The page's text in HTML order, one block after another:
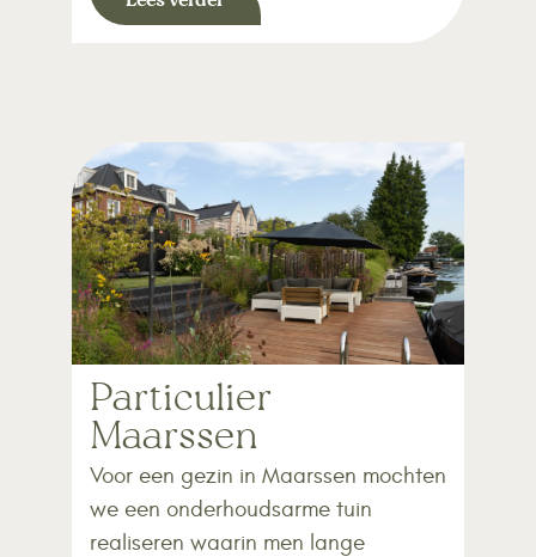
Particulier
Maarssen
Voor een gezin in Maarssen mochten
we een onderhoudsarme tuin
realiseren waarin men lange